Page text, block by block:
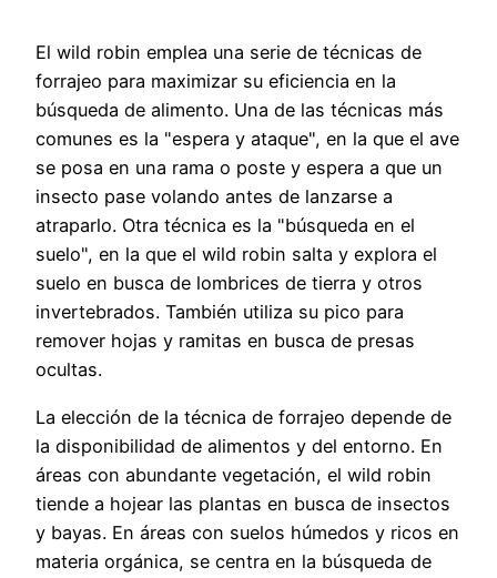
El wild robin emplea una serie de técnicas de
forrajeo para maximizar su eficiencia en la
búsqueda de alimento. Una de las técnicas más
comunes es la "espera y ataque", en la que el ave
se posa en una rama o poste y espera a que un
insecto pase volando antes de lanzarse a
atraparlo. Otra técnica es la "búsqueda en el
suelo", en la que el wild robin salta y explora el
suelo en busca de lombrices de tierra y otros
invertebrados. También utiliza su pico para
remover hojas y ramitas en busca de presas
ocultas.
La elección de la técnica de forrajeo depende de
la disponibilidad de alimentos y del entorno. En
áreas con abundante vegetación, el wild robin
tiende a hojear las plantas en busca de insectos
y bayas. En áreas con suelos húmedos y ricos en
materia orgánica, se centra en la búsqueda de